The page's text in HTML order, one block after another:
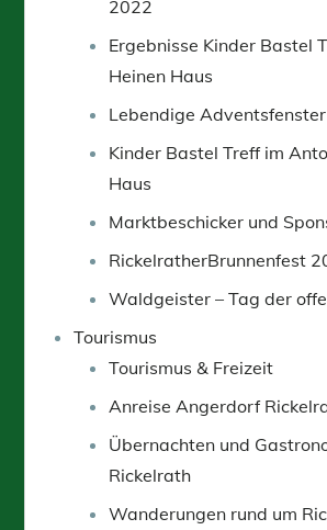
2022
Ergebnisse Kinder Bastel
Heinen Haus
Lebendige
Kinder Bastel Treff im
Haus
Marktbeschicker und
RickelratherBrunnenfest
Waldgeister – Tag der
Tourismus
Tourismus & Freizeit
Anreise Angerdorf
Übernachten und
Rickelrath
Wanderungen rund um